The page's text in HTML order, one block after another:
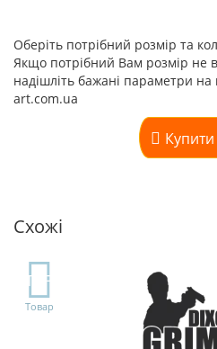
Оберіть потрібний розмір та
Якщо потрібний Вам розмір не
надішліть бажані параметри
art.com.ua
Купити
Схожі
TOP
Товар